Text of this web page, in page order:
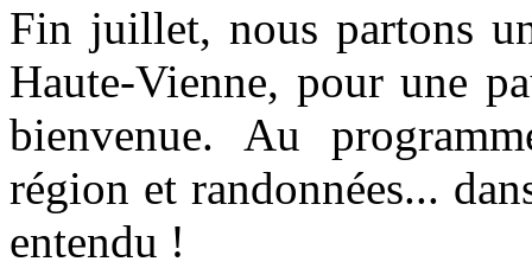
Fin juillet, nous partons
Haute-Vienne, pour une
bienvenue. Au
région et randonnées...
entendu !